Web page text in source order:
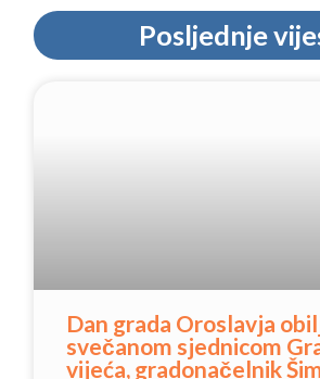
Posljednje
Dan grada Oroslavja
svečanom sjednicom
vijeća, gradonačelnik